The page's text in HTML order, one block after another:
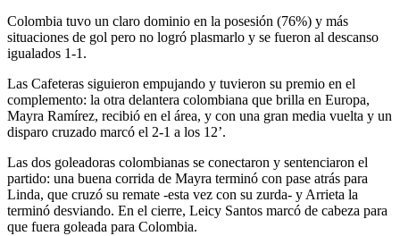
Colombia tuvo un claro dominio en la posesión (76%) y más
situaciones de gol pero no logró plasmarlo y se fueron al descanso
igualados 1-1.
Las Cafeteras siguieron empujando y tuvieron su premio en el
complemento: la otra delantera colombiana que brilla en Europa,
Mayra Ramírez, recibió en el área, y con una gran media vuelta y un
disparo cruzado marcó el 2-1 a los 12’.
Las dos goleadoras colombianas se conectaron y sentenciaron el
partido: una buena corrida de Mayra terminó con pase atrás para
Linda, que cruzó su remate -esta vez con su zurda- y Arrieta la
terminó desviando. En el cierre, Leicy Santos marcó de cabeza para
que fuera goleada para Colombia.